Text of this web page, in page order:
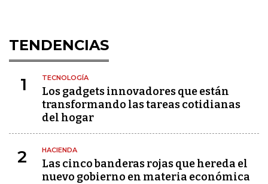
TENDENCIAS
1 TECNOLOGÍA
Los gadgets innovadores que están
transformando las tareas cotidianas
del hogar
2 HACIENDA
Las cinco banderas rojas que hereda el
nuevo gobierno en materia económica